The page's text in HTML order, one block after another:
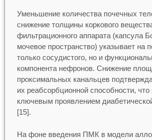
Уменьшение количества почечных
снижение толщины коркового
фильтрационного аппарата (капсула
мочевое пространство) указывает на
только сосудистого, но и
компонента нефронов. Снижение
проксимальных канальцев
их реабсорбционной способности, что
ключевым проявлением
[15].
На фоне введения ПМК в модели